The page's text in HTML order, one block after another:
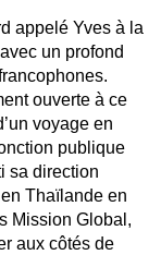
appelé Yves à la
un profond
ouverte à ce
voyage en
publique
sa direction
Thaïlande en
Mission Global,
aux côtés de